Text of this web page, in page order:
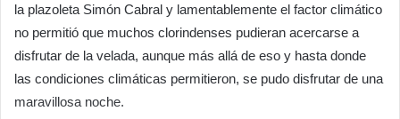
la plazoleta Simón Cabral y lamentablemente el factor climático
no permitió que muchos clorindenses pudieran acercarse a
disfrutar de la velada, aunque más allá de eso y hasta donde
las condiciones climáticas permitieron, se pudo disfrutar de una
maravillosa noche.